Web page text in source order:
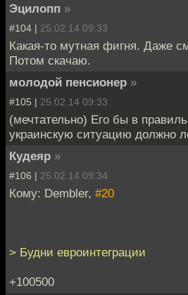
Эцилопп »
#104 | 25.02.14 09:33
Какая-то мутная фигня. Даже
Потом скачаю.
молодой пенсионер »
#105 | 25.02.14 09:33
(мечтательно) Его бы в
украинскую ситуацию должно
Кудеяр »
#106 | 25.02.14 09:34
Кому: Dembler, #20
> Будни евроинтеграции
+100500